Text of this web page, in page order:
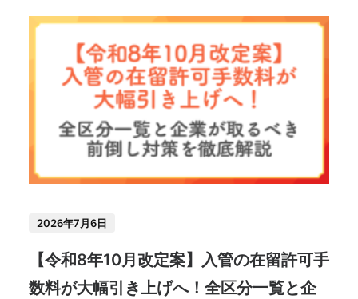
2026年7月6日
【令和8年10月改定案】入管の在留許可手
数料が大幅引き上げへ！全区分一覧と企